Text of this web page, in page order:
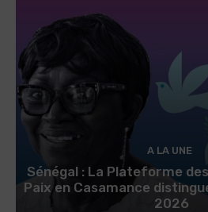
A LA UNE
Sénégal : La Plateforme
Paix en Casamance
2026